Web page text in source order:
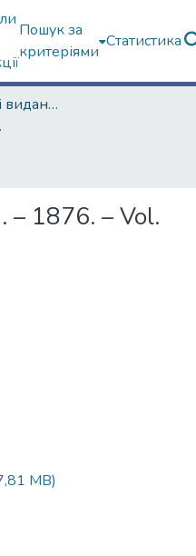
Пошук за
критеріями
Статистика
9. Рідкісні та цінні видання
– 1876. – Vol.
MB)